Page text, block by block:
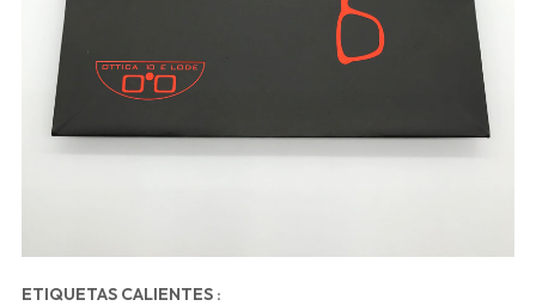
ETIQUETAS CALIENTES :